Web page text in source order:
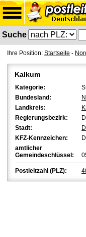
Suche
Ihre Position: Startseite -
Kalkum
Kategorie:
Bundesland:
Landkreis:
Regierungsbezirk:
Stadt:
KFZ-Kennzeichen:
D
amtlicher
Gemeindeschlüssel:
Postleitzahl (PLZ):